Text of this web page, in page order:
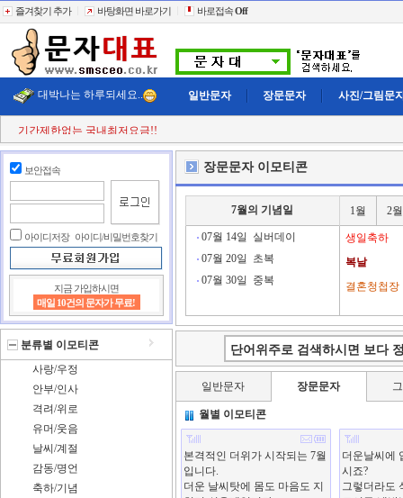
즐겨찾기 추가 바탕화면 바로가기 바로접속Off
대박나는 하루되세요.. 일반문자 장문문자 사진/그림문
기간제한없는 국내최저요금!!
첫 구매시+11% 추가적립!!
결젝금액의
충전금액의
희망단가신청! 타사이트보다 저렴하게..
빠르고 정확한 문자대표!!
전송실패건 100% 환불보상!!
보안접속
아이디저장 아이디/비밀번호찾기
지금 가입하시면
매일 10건의 문자가 무료!
분류별 이모티콘
사랑/우정
안부/인사
격려/위로
유머/웃음
날씨/계절
감동/명언
축하/기념
장문문자 이모티콘
7월의 기념일 1월 2월
07월 14일 실버데이
07월 20일 초복
07월 30일 중복
생일축하
복날
결혼청첩장
일반문자 장문문자
월별 이모티콘